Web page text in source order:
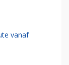
vanaf